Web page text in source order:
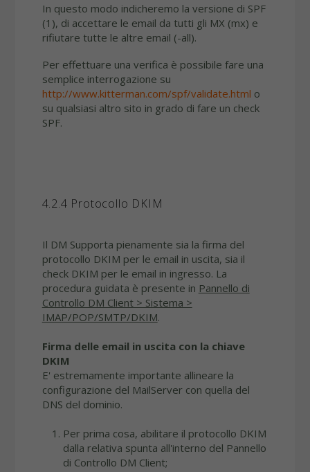
In questo modo indicheremo la versione di SPF
(1), di accettare le email da tutti gli MX (mx) e
rifiutare tutte le altre email (-all).
Per effettuare una verifica è possibile fare una
semplice interrogazione su
http://www.kitterman.com/spf/validate.html o
su qualsiasi altro sito in grado di fare un check
SPF.
4.2.4 Protocollo DKIM
Il DM Supporta pienamente sia la firma del
protocollo DKIM per le email in uscita, sia il
check DKIM per le email in ingresso. La
procedura guidata è presente in Pannello di
Controllo DM Client > Sistema >
IMAP/POP/SMTP/DKIM.
Firma delle email in uscita con la chiave
DKIM
E' estremamente importante allineare la
configurazione del MailServer con quella del
DNS del dominio.
Per prima cosa, abilitare il protocollo DKIM
dalla relativa spunta all'interno del Pannello
di Controllo DM Client;